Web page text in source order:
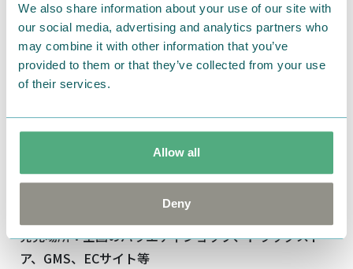
We also share information about your use of our site with
our social media, advertising and analytics partners who
may combine it with other information that you’ve
provided to them or that they’ve collected from your use
of their services.
Allow all
Deny
月) から順次発売
発売場所：全国のバラエティショップ、ドラッグスト
ア、 GMS、 ECサイト等